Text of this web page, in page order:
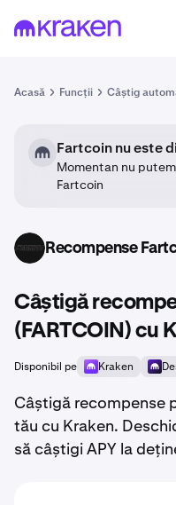
Acasă Funcții Câștig
Fartcoin nu este
Momentan nu
Fartcoin
FARTCOIN Recompense
Câștigă
(FARTCOIN) cu
Disponibil pe Kraken
Câștigă recompense
tău cu Kraken.
să câștigi APY la